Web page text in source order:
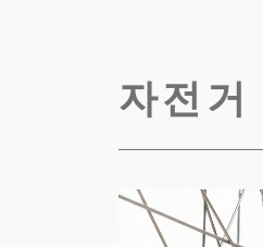
자전거